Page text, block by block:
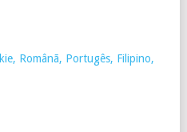
Românã, Portugês, Filipino,